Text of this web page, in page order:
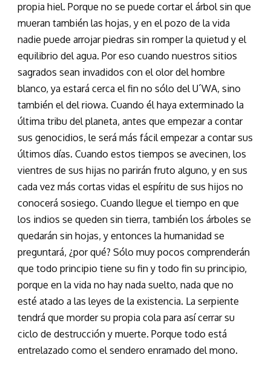
propia hiel. Porque no se puede cortar el árbol sin que
mueran también las hojas, y en el pozo de la vida
nadie puede arrojar piedras sin romper la quietud y el
equilibrio del agua. Por eso cuando nuestros sitios
sagrados sean invadidos con el olor del hombre
blanco, ya estará cerca el fin no sólo del U´WA, sino
también el del riowa. Cuando él haya exterminado la
última tribu del planeta, antes que empezar a contar
sus genocidios, le será más fácil empezar a contar sus
últimos días. Cuando estos tiempos se avecinen, los
vientres de sus hijas no parirán fruto alguno, y en sus
cada vez más cortas vidas el espíritu de sus hijos no
conocerá sosiego. Cuando llegue el tiempo en que
los indios se queden sin tierra, también los árboles se
quedarán sin hojas, y entonces la humanidad se
preguntará, ¿por qué? Sólo muy pocos comprenderán
que todo principio tiene su fin y todo fin su principio,
porque en la vida no hay nada suelto, nada que no
esté atado a las leyes de la existencia. La serpiente
tendrá que morder su propia cola para así cerrar su
ciclo de destrucción y muerte. Porque todo está
entrelazado como el sendero enramado del mono.